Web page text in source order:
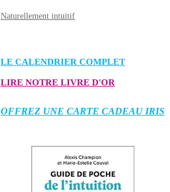
Naturellement intuitif
LE CALENDRIER COMPLET
LIRE NOTRE LIVRE D'OR
OFFREZ UNE CARTE CADEAU IRIS